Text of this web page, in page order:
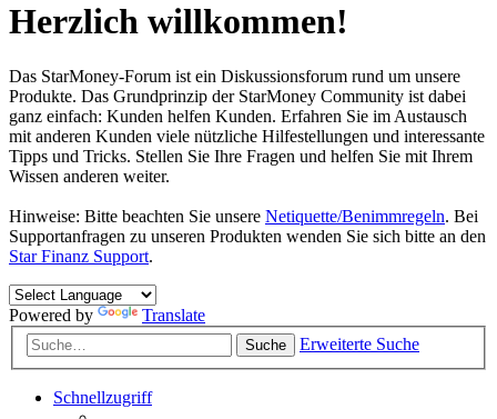
Herzlich willkommen!
Das StarMoney-Forum ist ein Diskussionsforum rund um unsere
Produkte. Das Grundprinzip der StarMoney Community ist dabei
ganz einfach: Kunden helfen Kunden. Erfahren Sie im Austausch
mit anderen Kunden viele nützliche Hilfestellungen und interessante
Tipps und Tricks. Stellen Sie Ihre Fragen und helfen Sie mit Ihrem
Wissen anderen weiter.
Hinweise: Bitte beachten Sie unsere Netiquette/Benimmregeln. Bei
Supportanfragen zu unseren Produkten wenden Sie sich bitte an den
Star Finanz Support.
Powered by Translate
Suche Erweiterte Suche
Schnellzugriff